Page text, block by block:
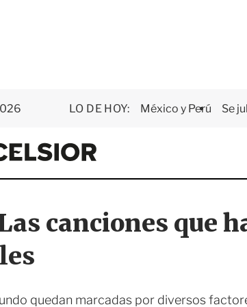
LO DE HOY: México y Perú Se
E
x
e
i
o
canciones que
quedan marcadas por diversos